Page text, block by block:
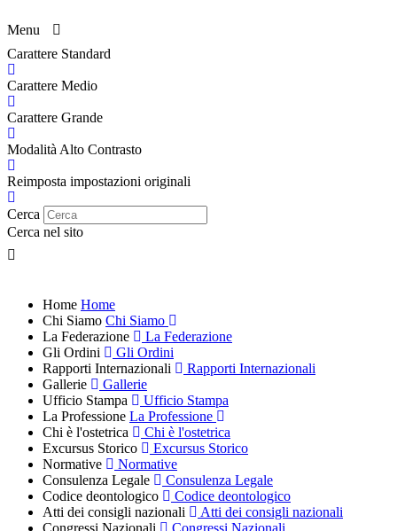
Menu
Carattere Standard
Carattere Medio
Carattere Grande
Modalità Alto Contrasto
Reimposta impostazioni originali
Cerca
Cerca nel sito
Home Home
Chi Siamo Chi Siamo
La Federazione
La Federazione
Gli Ordini
Gli Ordini
Rapporti Internazionali
Rapporti Internazionali
Gallerie
Gallerie
Ufficio Stampa
Ufficio Stampa
La Professione La Professione
Chi è l'ostetrica
Chi è l'ostetrica
Excursus Storico
Excursus Storico
Normative
Normative
Consulenza Legale
Consulenza Legale
Codice deontologico
Codice deontologico
Atti dei consigli nazionali
Atti dei consigli nazionali
Congressi Nazionali
Congressi Nazionali